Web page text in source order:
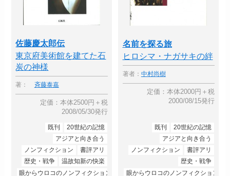
佐藤慶太郎伝
東京府美術館を建てた石
炭の神様
著： 斉藤泰嘉
定価：本体2500円＋税
2008/05/30発行
既刊
20世紀の記憶
アジアと向き合う
ノンフィクション
書評アリ
歴史・戦争
温故知新の快楽
眼からウロコのノンフィクション
名前を探る旅
ヒロシマ・ナガサキの絆
著者： 中村尚樹
定価：本体2000円＋税
2000/08/15発行
既刊
20世紀の記憶
アジアと向き合う
ノンフィクション
書評アリ
歴史・戦争
眼からウロコのノンフィクション